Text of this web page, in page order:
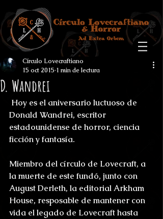
D. Wandrei
Círculo Lovecraftiano
15 oct 2015 1 min de lectura
Donald Wandrei, escritor
estadounidense de horror, ciencia
ficción y fantasía.
Miembro del círculo de Lovecraft, a
la muerte de este fundó, junto con
August Derleth, la editorial Arkham
House, resposable de mantener con
vida el legado de Lovecraft hasta